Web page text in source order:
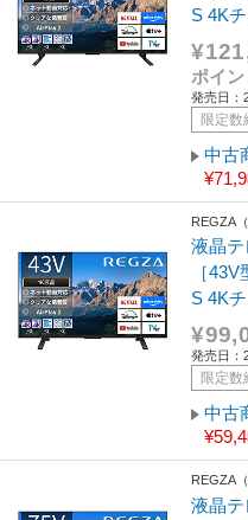
S 4K
ポイ
発売日：
限定数
中古
REGZA
液晶
［
S 4K
発売日：
限定数
中古
REGZA
液晶